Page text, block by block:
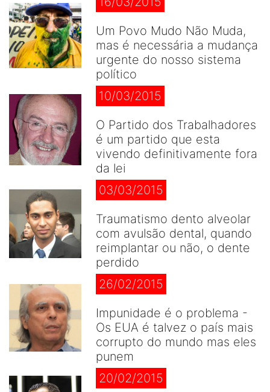
Um Povo Mudo Não Muda,
mas é necessária a mudança
urgente do nosso sistema
político
10/03/2015
O Partido dos Trabalhadores
é um partido que esta
vivendo definitivamente fora
da lei
03/03/2015
Traumatismo dento alveolar
com avulsão dental, quando
reimplantar ou não, o dente
perdido
26/02/2015
Impunidade é o problema -
Os EUA é talvez o país mais
corrupto do mundo mas eles
punem
20/02/2015